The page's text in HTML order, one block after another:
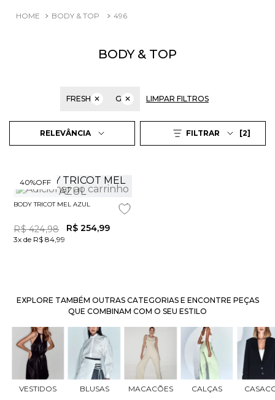
BODY & TOP 496
BODY & TOP
FRESH ✕ G ✕ LIMPAR FILTROS
RELEVÂNCIA FILTRAR 2
40%OFF
BODY TRICOT MEL AZUL
R$ 424,98 R$ 254,99
3x de R$ 84,99
EXPLORE TAMBÉM OUTRAS CATEGORIAS E ENCONTRE PEÇAS
QUE COMBINAM COM O SEU ESTILO
VESTIDOS BLUSAS MACACÕES CALÇAS